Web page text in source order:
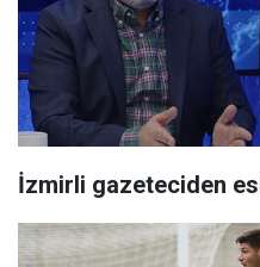
İzmirli gazeteciden